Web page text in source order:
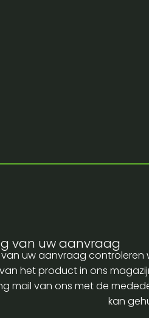
van uw aanvraag
uw aanvraag controleren
het product in ons
mail van ons met de
kan